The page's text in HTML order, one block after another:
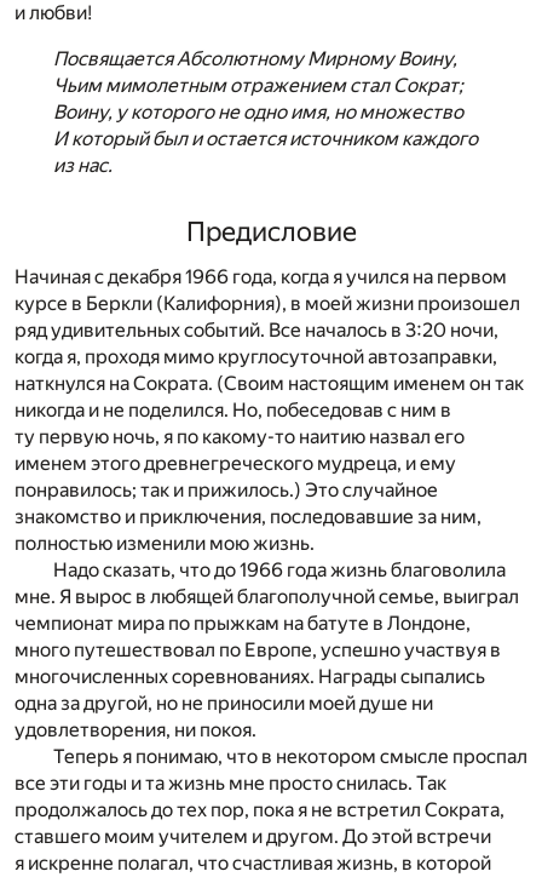
и любви!
Посвящается Абсолютному Мирному Воину,
Чьим мимолетным отражением стал Сократ;
Воину, у которого не одно имя, но множество
И который был и остается источником каждого
из нас.
Предисловие
Начиная с декабря 1966 года, когда я учился на первом
курсе в Беркли (Калифорния), в моей жизни произошел
ряд удивительных событий. Все началось в 3:20 ночи,
когда я, проходя мимо круглосуточной автозаправки,
наткнулся на Сократа. (Своим настоящим именем он так
никогда и не поделился. Но, побеседовав с ним в
ту первую ночь, я по какому-то наитию назвал его
именем этого древнегреческого мудреца, и ему
понравилось; так и прижилось.) Это случайное
знакомство и приключения, последовавшие за ним,
полностью изменили мою жизнь.
Надо сказать, что до 1966 года жизнь благоволила
мне. Я вырос в любящей благополучной семье, выиграл
чемпионат мира по прыжкам на батуте в Лондоне,
много путешествовал по Европе, успешно участвуя в
многочисленных соревнованиях. Награды сыпались
одна за другой, но не приносили моей душе ни
удовлетворения, ни покоя.
Теперь я понимаю, что в некотором смысле проспал
все эти годы и та жизнь мне просто снилась. Так
продолжалось до тех пор, пока я не встретил Сократа,
ставшего моим учителем и другом. До этой встречи
я искренне полагал, что счастливая жизнь, в которой